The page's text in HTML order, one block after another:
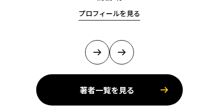
プロフィールを見る
著者一覧を見る